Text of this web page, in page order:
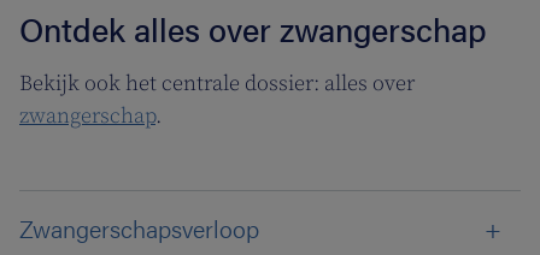
Ontdek alles over zwangerschap
Bekijk ook het centrale dossier: alles over
zwangerschap.
Zwangerschapsverloop